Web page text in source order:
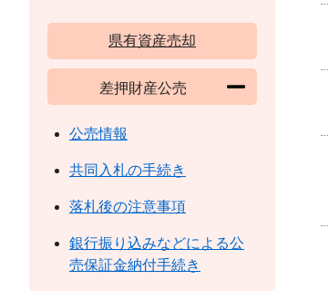
県有資産売却
差押財産公売
公売情報
共同入札の手続き
落札後の注意事項
銀行振り込みなどによる公
売保証金納付手続き